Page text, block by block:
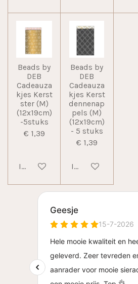
Beads by
DEB
Cadeauza
kjes Kerst
ster (M)
(12x19cm)
-5stuks
€ 1,39
In winkelwagen
Beads by
DEB
Cadeauza
kjes Kerst
dennenap
pels (M)
(12x19cm)
- 5 stuks
€ 1,39
In winkelwagen